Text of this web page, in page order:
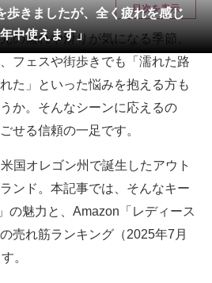
ージ
ンド
未来
る
歩きましたが、全く疲れを感じ
中使えます」
目次を表示
蒸れや滑りが気になる季節。
フェスや街歩きでも「濡れた路
た」といった悩みを抱える方も
か。そんなシーンに応えるの
せる信頼の一足です。
国オレゴン州で誕生したアウト
ンド。本記事では、そんなキー
の魅力と、Amazon「レディース
売れ筋ランキング（2025年7月
。